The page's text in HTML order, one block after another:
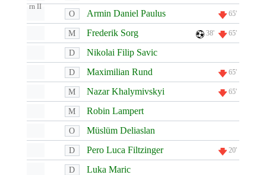
O Armin Daniel Paulus 65'
M Frederik Sorg 38' 65'
D Nikolai Filip Savic
D Maximilian Rund 65'
M Nazar Khalymivskyi 65'
M Robin Lampert
O Müslüm Deliaslan
D Pero Luca Filtzinger 20'
D Luka Maric